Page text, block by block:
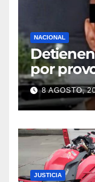
NACIONAL
por
adulto
8 AGOSTO,
JUSTICIA